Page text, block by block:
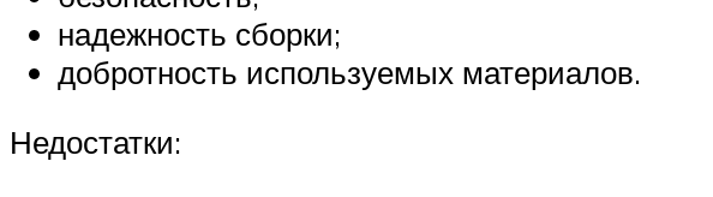
надежность сборки;
добротность используемых материалов.
Недостатки: